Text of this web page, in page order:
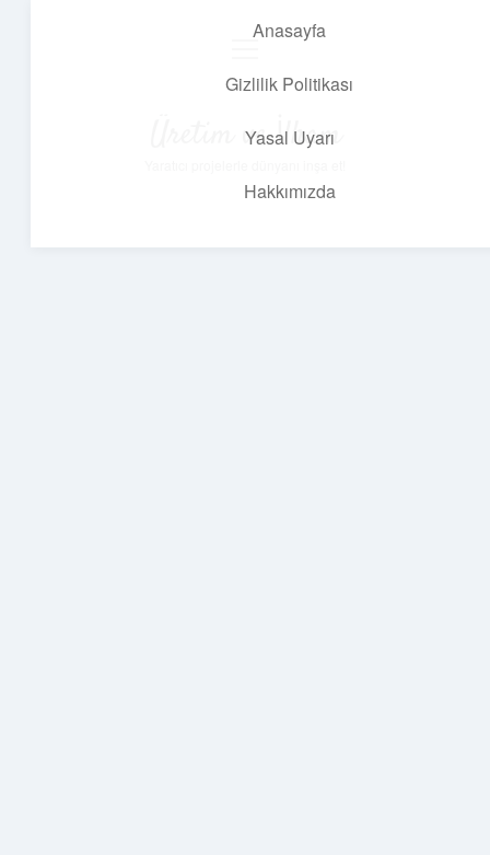
Anasayfa
Gizlilik Politikası
Yasal Uyarı
Hakkımızda
Üretim ve İlham